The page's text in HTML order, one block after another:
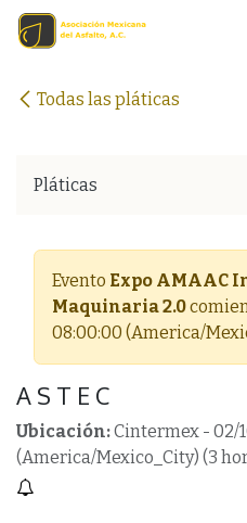
Ir al contenido
Todas las pláticas
Pláticas
Evento Expo AMAAC
Maquinaria 2.0
08:00:00 (America/
A S T E C
Ubicación:Cintermex - 02/
(America/Mexico_City) (3